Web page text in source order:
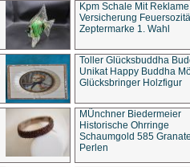
Kpm Schale Mit Reklame
Versicherung
Zeptermarke 1. Wahl
Toller Glücksbuddha
Unikat Happy Buddha
Glücksbringer Holzfigur
MÜnchner Biedermeier
Historische Ohrringe
Schaumgold 585
Perlen